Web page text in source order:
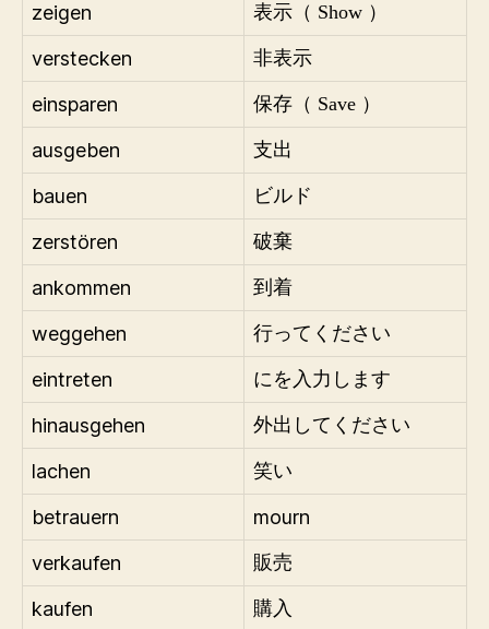
zeigen 表示（ Show ）
verstecken 非表示
einsparen 保存（ Save ）
ausgeben 支出
bauen ビルド
zerstören 破棄
ankommen 到着
weggehen 行ってください
eintreten にを入力します
hinausgehen 外出してください
lachen 笑い
betrauern
mourn
verkaufen
販売
kaufen 購入